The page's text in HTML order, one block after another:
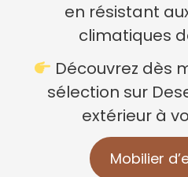
en résistant
climatiques
Découvrez dès
sélection sur
extérieur à
Mobilier